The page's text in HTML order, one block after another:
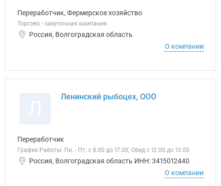
Переработчик, Фермерское хозяйство
Торгово - закупочная компания
Россия, Волгоградская область
О компании
Ленинский рыбоцех, ООО
Переработчик
График Работы: Пн. - Пт. с 8.00 до 17.00; Обед с 12.00 до 13.00
Россия, Волгоградская область ИНН: 3415012440
О компании